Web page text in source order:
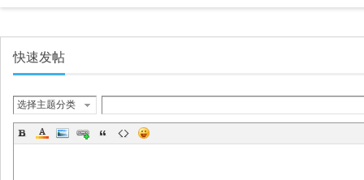
快速发帖
选择主题分类